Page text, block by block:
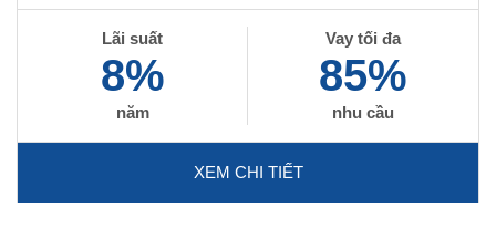
Lãi suất
8%
năm
Vay tối đa
85%
nhu cầu
XEM CHI TIẾT